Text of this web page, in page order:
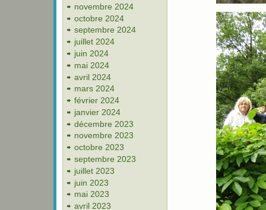
novembre 2024
octobre 2024
septembre 2024
juillet 2024
juin 2024
mai 2024
avril 2024
mars 2024
février 2024
janvier 2024
décembre 2023
novembre 2023
octobre 2023
septembre 2023
juillet 2023
juin 2023
mai 2023
avril 2023